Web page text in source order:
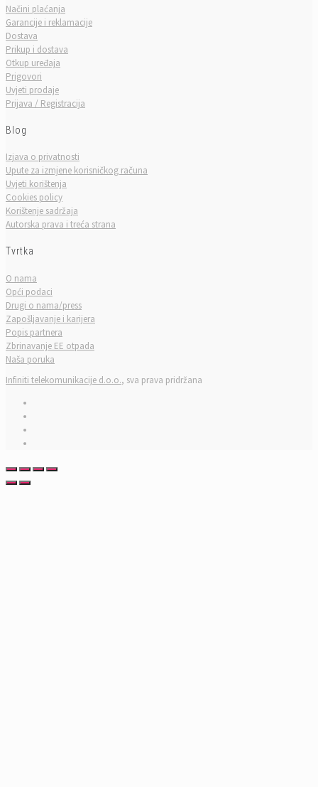
Načini plaćanja
Garancije i reklamacije
Dostava
Prikup i dostava
Otkup uređaja
Prigovori
Uvjeti prodaje
Prijava / Registracija
Blog
Izjava o privatnosti
Upute za izmjene korisničkog računa
Uvjeti korištenja
Cookies policy
Korištenje sadržaja
Autorska prava i treća strana
Tvrtka
O nama
Opći podaci
Drugi o nama/press
Zapošljavanje i karijera
Popis partnera
Zbrinavanje EE otpada
Naša poruka
Infiniti telekomunikacije d.o.o., sva prava pridržana